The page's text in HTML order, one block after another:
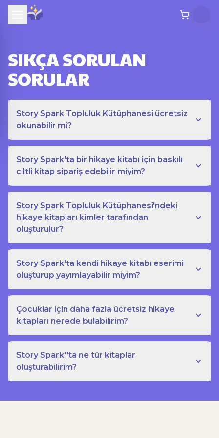
SIKÇA SORULAN
SORULAR
Story Spark Topluluk Kütüphanesi ücretsiz
okunabilir mi?
Story Spark'ta bir hikaye kitabı için baskılı
ciltli kitap sipariş edebilir miyim?
Story Spark Topluluk Kütüphanesi'ndeki
hikaye kitapları kimler tarafından
oluşturulur?
Story Spark'ta kendi hikaye kitabı eserimi
oluşturup yayımlayabilir miyim?
Çocuklar için daha fazla ücretsiz hikaye
kitapları nerede bulabilirim?
Story Spark''ta ne tür kitaplar
oluşturabilirim?